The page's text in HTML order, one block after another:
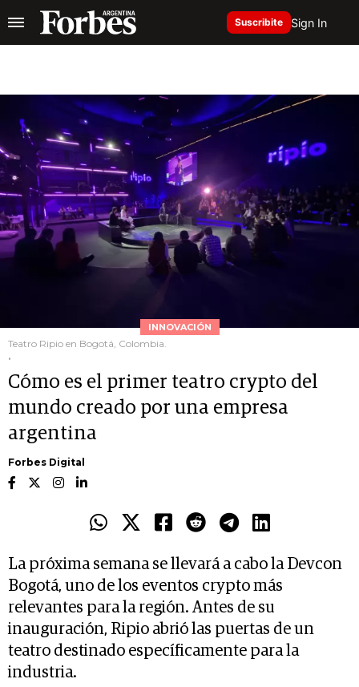
Suscribite Sign In
INNOVACIÓN
Teatro Ripio en Bogotá, Colombia.
.
Cómo es el primer teatro crypto del
mundo creado por una empresa
argentina
Forbes Digital
La próxima semana se llevará a cabo la Devcon
Bogotá, uno de los eventos crypto más
relevantes para la región. Antes de su
inauguración, Ripio abrió las puertas de un
teatro destinado específicamente para la
industria.